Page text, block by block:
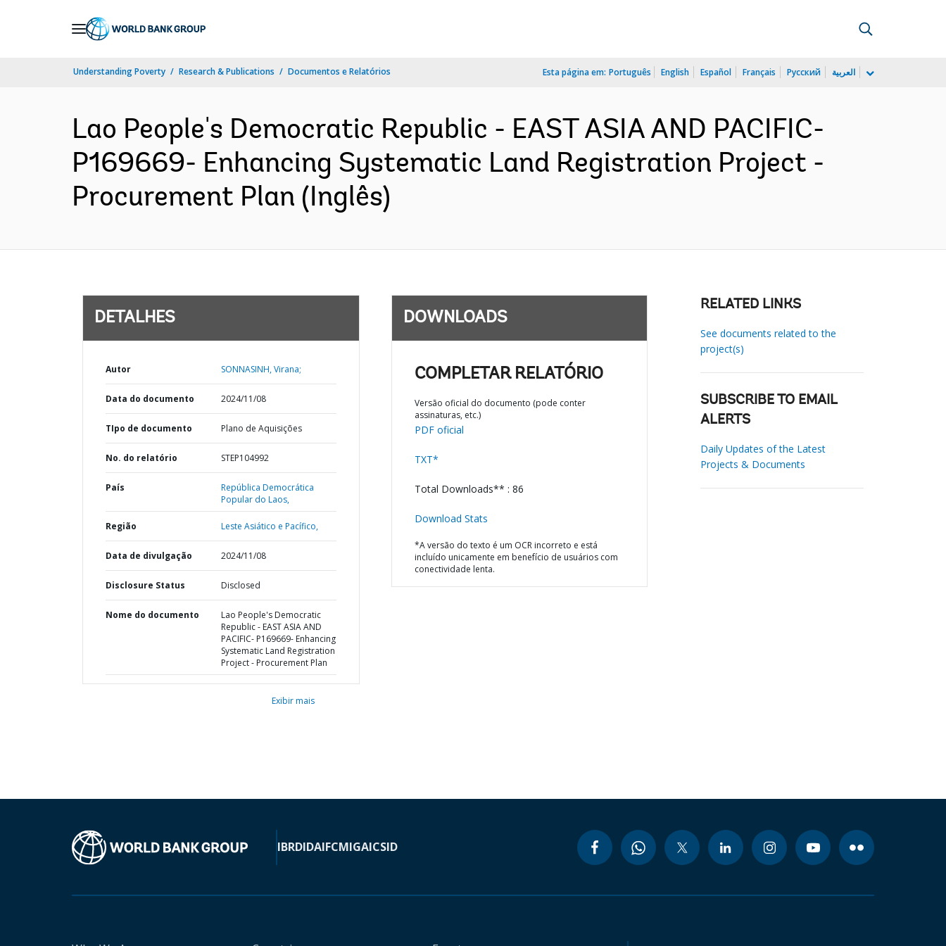
Understanding Poverty Research & Publications Documentos e Relatórios Esta página em: Português English Español Français Русский العربية
Lao People's Democratic Republic - EAST ASIA AND PACIFIC-
P169669- Enhancing Systematic Land Registration Project -
Procurement Plan (Inglês)
DETALHES
Autor SONNASINH, Virana;
Data do documento 2024/11/08
TIpo de documento Plano de Aquisições
No. do relatório STEP104992
País
República Democrática
Popular do Laos,
Região Leste Asiático e Pacífico,
Data de divulgação 2024/11/08
Disclosure Status Disclosed
Nome do documento
Lao People's Democratic
Republic - EAST ASIA AND
PACIFIC- P169669- Enhancing
Systematic Land Registration
Project - Procurement Plan
Exibir mais
DOWNLOADS
COMPLETAR RELATÓRIO
Versão oficial do documento (pode conter
assinaturas, etc.)
PDF oficial
TXT*
Total Downloads** : 86
Download Stats
*A versão do texto é um OCR incorreto e está
incluído unicamente em benefício de usuários com
conectividade lenta.
RELATED LINKS
See documents related to the
project(s)
SUBSCRIBE TO EMAIL
ALERTS
Daily Updates of the Latest
Projects & Documents
IBRDIDAIFCMIGAICSID